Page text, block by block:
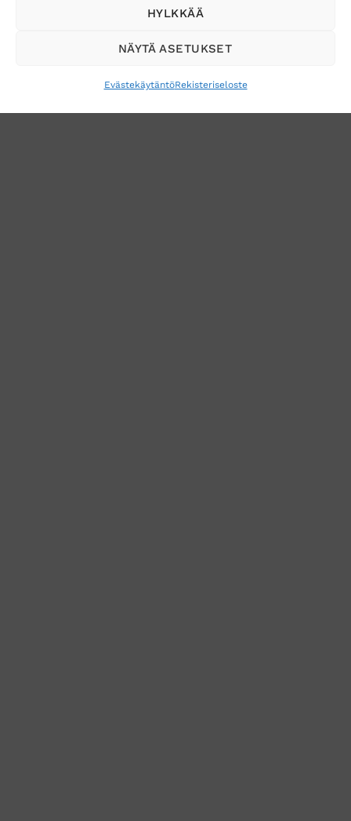
HYLKKÄÄ
NÄYTÄ ASETUKSET
EvästekäytäntöRekisteriseloste